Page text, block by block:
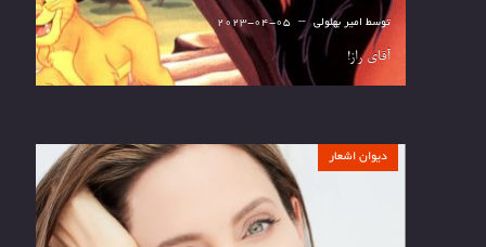
توسط امیر بهلولی 2023-04-05
آقای راز!
دیوان اشعار